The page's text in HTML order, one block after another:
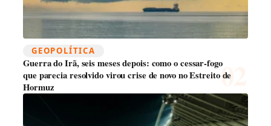
GEOPOLÍTICA
Guerra do Irã, seis meses depois: como o cessar-fogo
que parecia resolvido virou crise de novo no Estreito de
Hormuz